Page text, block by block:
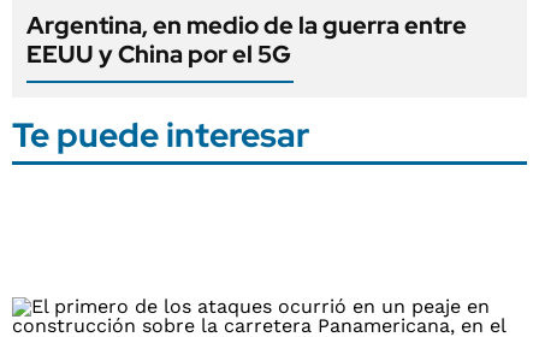
Argentina, en medio de la guerra entre
EEUU y China por el 5G
Te puede interesar